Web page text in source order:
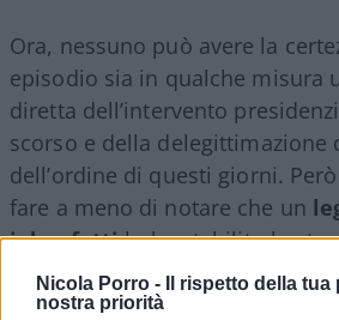
Nicola Porro -
Il rispetto della
nostra priorità
Ora, nessuno può avere la
episodio sia in qualche misura
diretta dell’intervento
scorso e della delegittimazione
dell’ordine di questi giorni.
fare a meno di notare che un
i due fattilo ha stabilito lo
Mattarella, sentendosi
chiamare il capo della polizia, e